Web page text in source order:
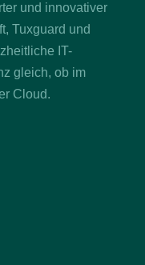
und innovativer
Tuxguard und
IT-
gleich, ob im
Cloud.